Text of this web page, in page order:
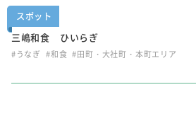
スポット
三嶋和食 ひいらぎ
#うなぎ #和食 #田町・大社町・本町エリア